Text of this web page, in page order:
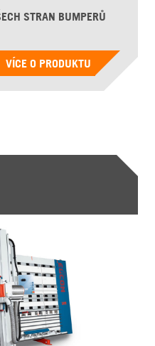
STRAN BUMPERŮ
VÍCE O PRODUKTU